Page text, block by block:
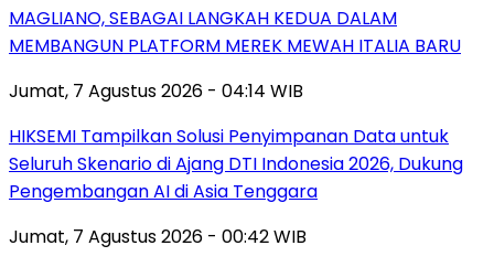
MAGLIANO, SEBAGAI LANGKAH KEDUA DALAM
MEMBANGUN PLATFORM MEREK MEWAH ITALIA BARU
Jumat, 7 Agustus 2026 - 04:14 WIB
HIKSEMI Tampilkan Solusi Penyimpanan Data untuk
Seluruh Skenario di Ajang DTI Indonesia 2026, Dukung
Pengembangan AI di Asia Tenggara
Jumat, 7 Agustus 2026 - 00:42 WIB